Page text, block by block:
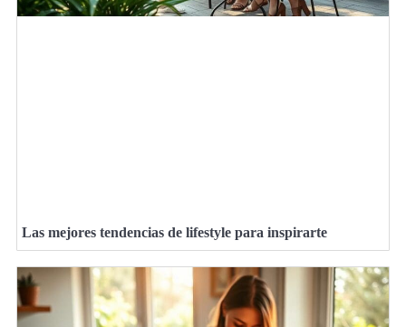
Las mejores tendencias de lifestyle para inspirarte